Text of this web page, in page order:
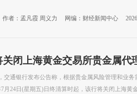
作者：孟凡霞 周义力 网编：财经新闻中心
关闭上海黄金交易所贵金属代
交通银行发布公告称，根据贵金属风险管理和业
月24日(星期五)日终清算时起，该行将关闭上海黄